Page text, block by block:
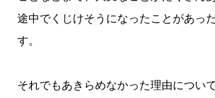
途中でくじけそうになったことがあっ
す。
それでもあきらめなかった理由について